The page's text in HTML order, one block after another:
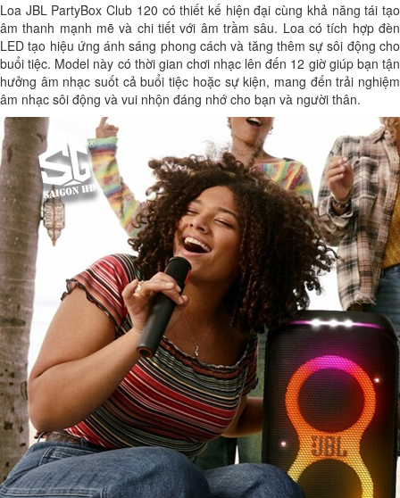
Loa JBL PartyBox Club 120 có thiết kế hiện đại cùng khả năng tái tạo
âm thanh mạnh mẽ và chi tiết với âm trầm sâu. Loa có tích hợp đèn
LED tạo hiệu ứng ánh sáng phong cách và tăng thêm sự sôi động cho
buổi tiệc. Model này có thời gian chơi nhạc lên đến 12 giờ giúp bạn tận
hưởng âm nhạc suốt cả buổi tiệc hoặc sự kiện, mang đến trải nghiệm
âm nhạc sôi động và vui nhộn đáng nhớ cho bạn và người thân.